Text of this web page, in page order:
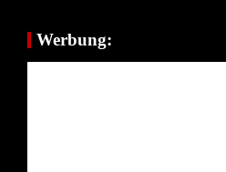
Werbung: